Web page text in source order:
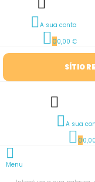
A sua conta
00,00 €
SÍTIO
A sua
0
Menu